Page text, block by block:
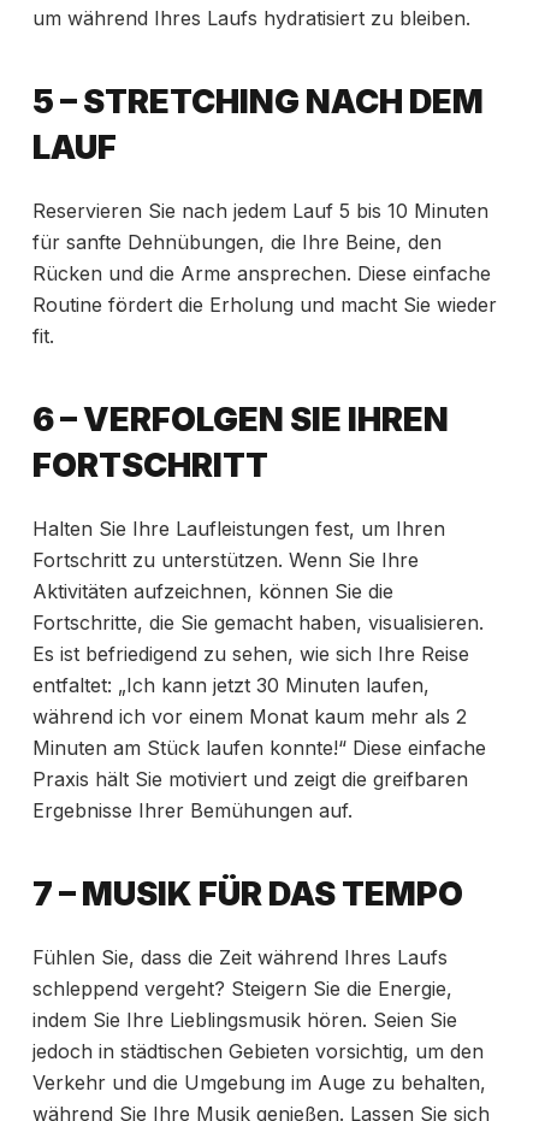
um während Ihres Laufs hydratisiert zu bleiben.
5 – STRETCHING NACH DEM
LAUF
Reservieren Sie nach jedem Lauf 5 bis 10 Minuten
für sanfte Dehnübungen, die Ihre Beine, den
Rücken und die Arme ansprechen. Diese einfache
Routine fördert die Erholung und macht Sie wieder
fit.
6 – VERFOLGEN SIE IHREN
FORTSCHRITT
Halten Sie Ihre Laufleistungen fest, um Ihren
Fortschritt zu unterstützen. Wenn Sie Ihre
Aktivitäten aufzeichnen, können Sie die
Fortschritte, die Sie gemacht haben, visualisieren.
Es ist befriedigend zu sehen, wie sich Ihre Reise
entfaltet: „Ich kann jetzt 30 Minuten laufen,
während ich vor einem Monat kaum mehr als 2
Minuten am Stück laufen konnte!“ Diese einfache
Praxis hält Sie motiviert und zeigt die greifbaren
Ergebnisse Ihrer Bemühungen auf.
7 – MUSIK FÜR DAS TEMPO
Fühlen Sie, dass die Zeit während Ihres Laufs
schleppend vergeht? Steigern Sie die Energie,
indem Sie Ihre Lieblingsmusik hören. Seien Sie
jedoch in städtischen Gebieten vorsichtig, um den
Verkehr und die Umgebung im Auge zu behalten,
während Sie Ihre Musik genießen. Lassen Sie sich